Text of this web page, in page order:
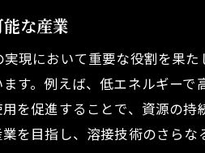
未来の
新しい溶接
工場自
な産業
現において重要な役割を果
す。例えば、低エネルギー
を促進することで、資源の
を目指し、溶接技術のさらな